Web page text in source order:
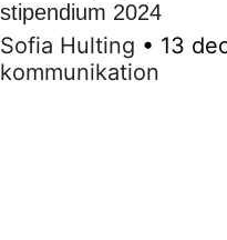
stipendium 2024
Sofia Hulting • 13
kommunikation